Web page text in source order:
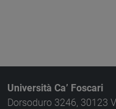
Università Ca’ Foscari
Dorsoduro 3246, 30123